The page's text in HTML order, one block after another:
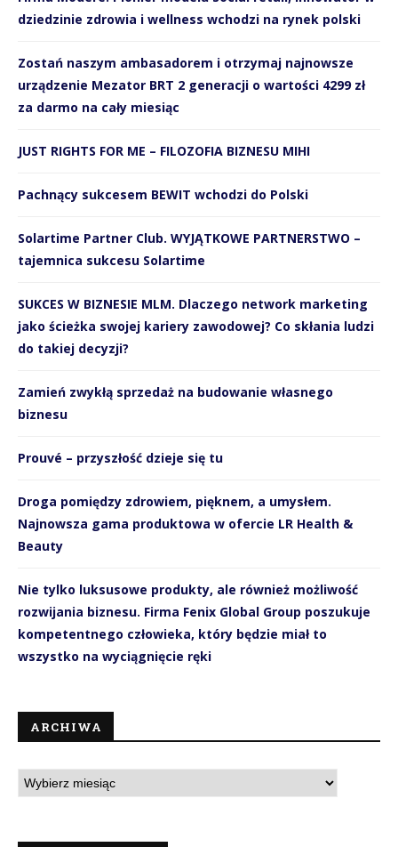
dziedzinie zdrowia i wellness wchodzi na rynek polski
Zostań naszym ambasadorem i otrzymaj najnowsze
urządzenie Mezator BRT 2 generacji o wartości 4299 zł
za darmo na cały miesiąc
JUST RIGHTS FOR ME – FILOZOFIA BIZNESU MIHI
Pachnący sukcesem BEWIT wchodzi do Polski
Solartime Partner Club. WYJĄTKOWE PARTNERSTWO –
tajemnica sukcesu Solartime
SUKCES W BIZNESIE MLM. Dlaczego network marketing
jako ścieżka swojej kariery zawodowej? Co skłania ludzi
do takiej decyzji?
Zamień zwykłą sprzedaż na budowanie własnego
biznesu
Prouvé – przyszłość dzieje się tu
Droga pomiędzy zdrowiem, pięknem, a umysłem.
Najnowsza gama produktowa w ofercie LR Health &
Beauty
Nie tylko luksusowe produkty, ale również możliwość
rozwijania biznesu. Firma Fenix Global Group poszukuje
kompetentnego człowieka, który będzie miał to
wszystko na wyciągnięcie ręki
ARCHIWA